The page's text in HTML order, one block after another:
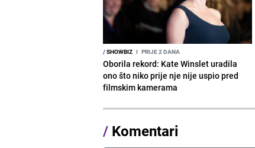
/SHOWBIZ I PRIJE 2 DANA
Oborila rekord: Kate Winslet uradila
ono što niko prije nje nije uspio pred
filmskim kamerama
/ Komentari